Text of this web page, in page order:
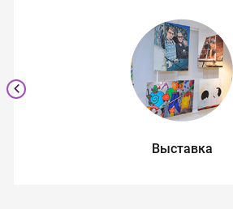
Выставка